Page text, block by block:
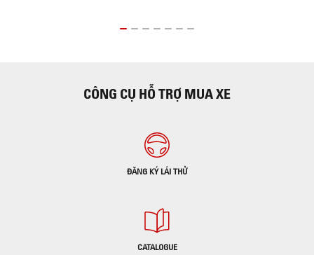
CÔNG CỤ HỖ TRỢ MUA XE
ĐĂNG KÝ LÁI THỬ
CATALOGUE